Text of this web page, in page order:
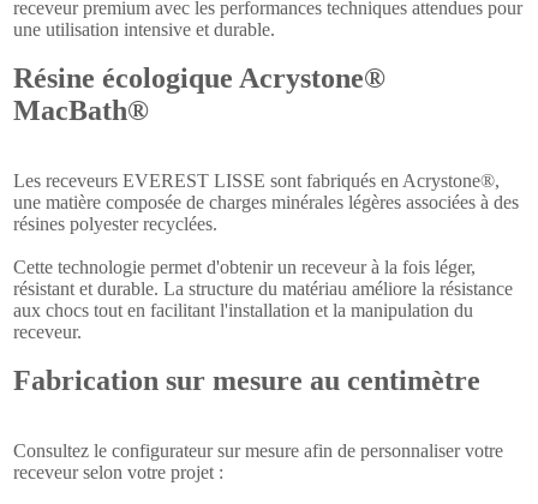
receveur premium avec les performances techniques attendues pour
une utilisation intensive et durable.
Résine écologique Acrystone®
MacBath®
Les receveurs EVEREST LISSE sont fabriqués en Acrystone®,
une matière composée de charges minérales légères associées à des
résines polyester recyclées.
Cette technologie permet d'obtenir un receveur à la fois léger,
résistant et durable. La structure du matériau améliore la résistance
aux chocs tout en facilitant l'installation et la manipulation du
receveur.
Fabrication sur mesure au centimètre
Consultez le configurateur sur mesure afin de personnaliser votre
receveur selon votre projet :